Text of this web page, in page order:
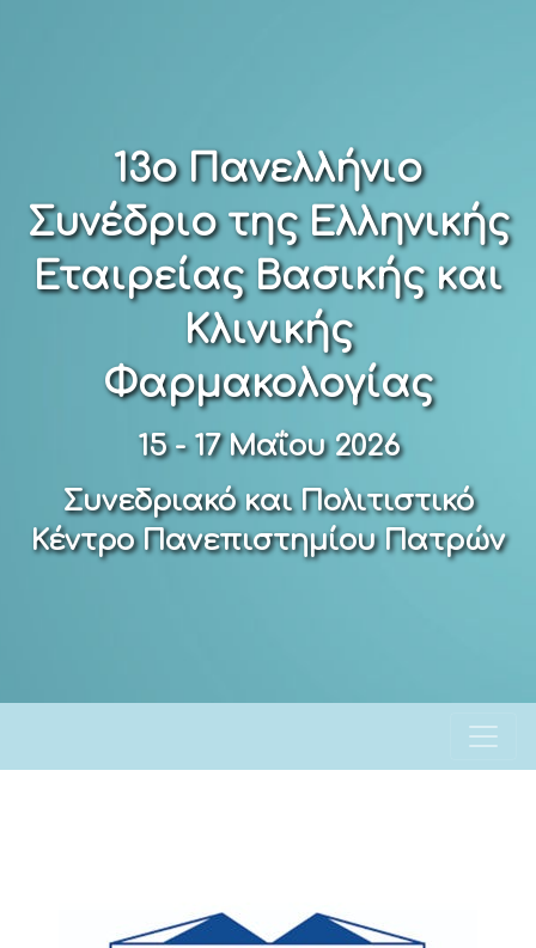
13ο Πανελλήνιο
Συνέδριο της Ελληνικής
Εταιρείας Βασικής και
Κλινικής
Φαρμακολογίας
15 - 17 Μαΐου 2026
Συνεδριακό και Πολιτιστικό
Κέντρο Πανεπιστημίου Πατρών